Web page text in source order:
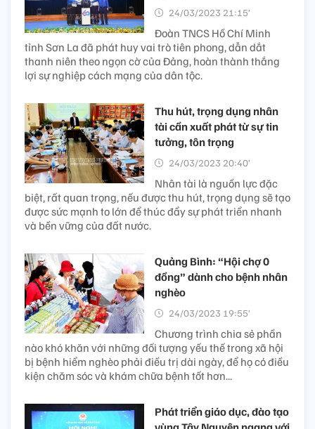
24/03/2023 21:15’
Đoàn TNCS Hồ Chí Minh
tỉnh Sơn La đã phát huy vai trò tiên phong, dẫn dắt
thanh niên theo ngọn cờ của Đảng, hoàn thành thắng
lợi sự nghiệp cách mạng của dân tộc.
Thu hút, trọng dụng nhân
tài cần xuất phát từ sự tin
tưởng, tôn trọng
24/03/2023 20:40’
Nhân tài là nguồn lực đặc
biệt, rất quan trọng, nếu được thu hút, trọng dụng sẽ tạo
được sức mạnh to lớn để thúc đẩy sự phát triển nhanh
và bền vững của đất nước.
Quảng Bình: “Hội chợ 0
đồng” dành cho bệnh nhân
nghèo
24/03/2023 19:55’
Chương trình chia sẻ phần
nào khó khăn với những đối tượng yếu thế trong xã hội
bị bệnh hiểm nghèo phải điều trị dài ngày, để họ có điều
kiện chăm sóc và khám chữa bệnh tốt hơn...
Phát triển giáo dục, đào tạo